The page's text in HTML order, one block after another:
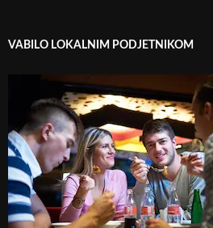
VABILO LOKALNIM PODJETNIKOM